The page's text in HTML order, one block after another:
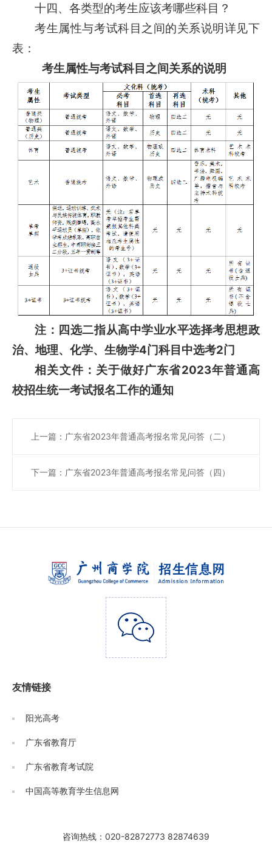
十四、各类型的考生应该考哪些科目？
考生属性与考试科目之间的关系说明详见下
表：
考生属性与考试科目之间关系的说明
注：四选二指从高中学业水平选择考思想政
治、地理、化学、生物学4门科目中选考2门
相关文件： 关于做好广东省2023年普通高
校招生统一考试报名工作的通知
上一篇：广东省2023年普通高考报名常见问答（二）
下一篇：广东省2023年普通高考报名常见问答（四）
友情链接
阳光高考
广东省教育厅
广东省教育考试院
中国高等教育学生信息网
咨询热线：020-82872773 82874639